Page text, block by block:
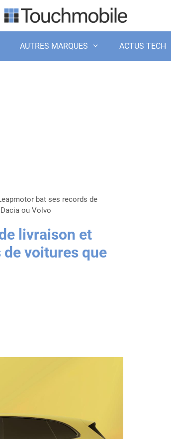
AUTRES MARQUES ACTUS TECH
bat ses records de
ou Volvo
livraison et
voitures que